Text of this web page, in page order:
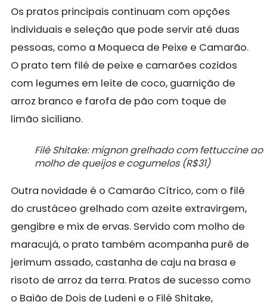
Os pratos principais continuam com opções
individuais e seleção que pode servir até duas
pessoas, como a Moqueca de Peixe e Camarão.
O prato tem filé de peixe e camarões cozidos
com legumes em leite de coco, guarnição de
arroz branco e farofa de pão com toque de
limão siciliano.
Filé Shitake: mignon grelhado com fettuccine ao
molho de queijos e cogumelos (R$31)
Outra novidade é o Camarão Cítrico, com o filé
do crustáceo grelhado com azeite extravirgem,
gengibre e mix de ervas. Servido com molho de
maracujá, o prato também acompanha purê de
jerimum assado, castanha de caju na brasa e
risoto de arroz da terra. Pratos de sucesso como
o Baião de Dois de Ludeni e o Filé Shitake,